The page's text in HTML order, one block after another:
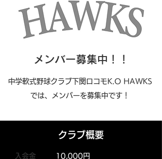
メンバー募集中！！
中学軟式野球クラブ下関ロコモK.O HAWKS
では、メンバーを募集中です！
クラブ概要
入会金 10,000円